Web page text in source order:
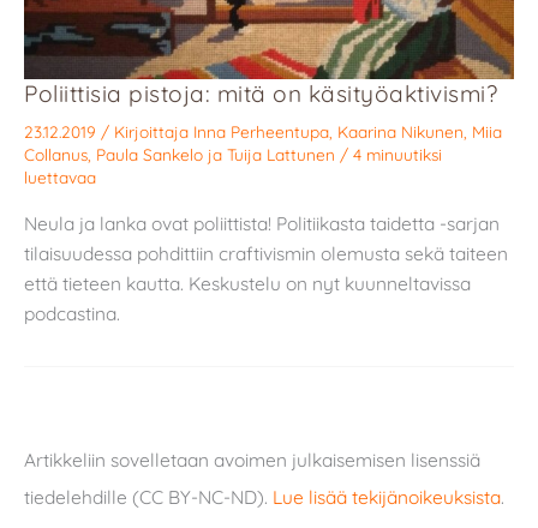
Poliittisia pistoja: mitä on käsityöaktivismi?
23.12.2019 / Kirjoittaja Inna Perheentupa Kaarina Nikunen Miia
Collanus Paula Sankelo ja Tuija Lattunen / 4 minuutiksi
luettavaa
Neula ja lanka ovat poliittista! Politiikasta taidetta -sarjan
tilaisuudessa pohdittiin craftivismin olemusta sekä taiteen
että tieteen kautta. Keskustelu on nyt kuunneltavissa
podcastina.
Artikkeliin sovelletaan avoimen julkaisemisen lisenssiä
tiedelehdille (CC BY-NC-ND). Lue lisää tekijänoikeuksista.